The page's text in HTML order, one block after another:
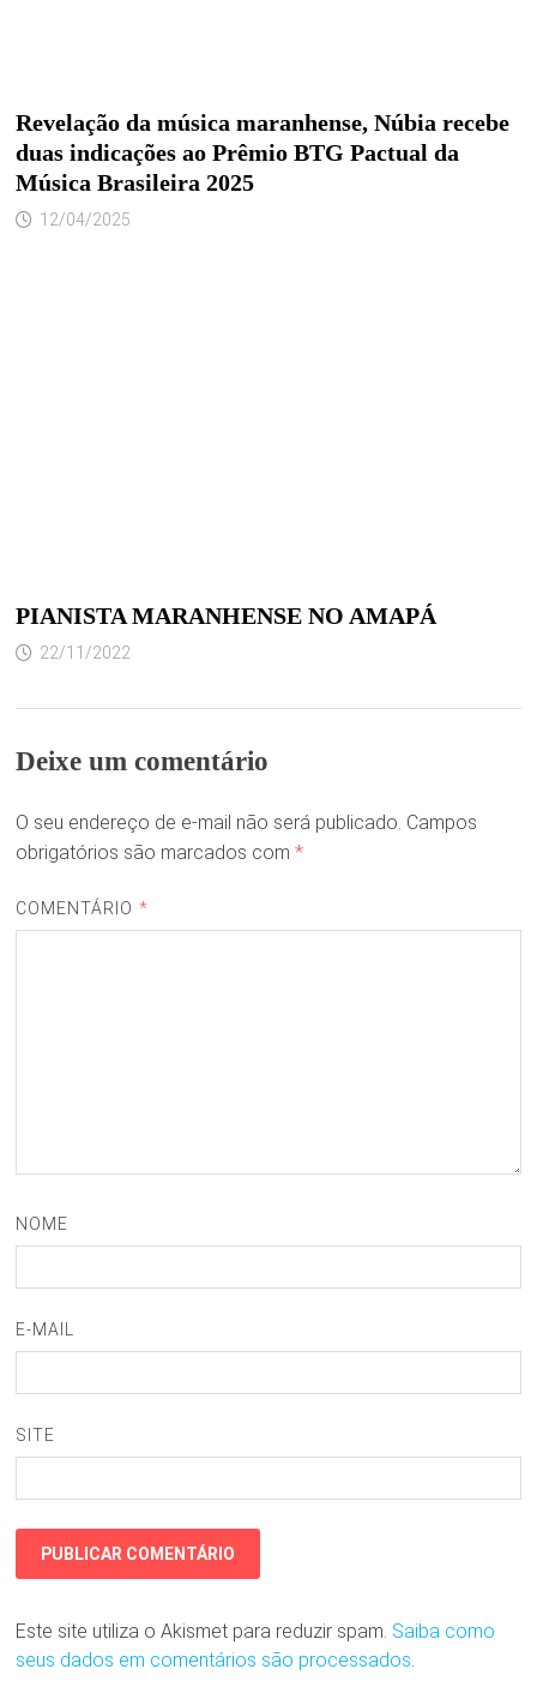
Revelação da música maranhense, Núbia recebe
duas indicações ao Prêmio BTG Pactual da
Música Brasileira 2025
12/04/2025
PIANISTA MARANHENSE NO AMAPÁ
22/11/2022
Deixe um comentário
O seu endereço de e-mail não será publicado. Campos
obrigatórios são marcados com *
COMENTÁRIO *
NOME
E-MAIL
SITE
Este site utiliza o Akismet para reduzir spam. Saiba como
seus dados em comentários são processados.